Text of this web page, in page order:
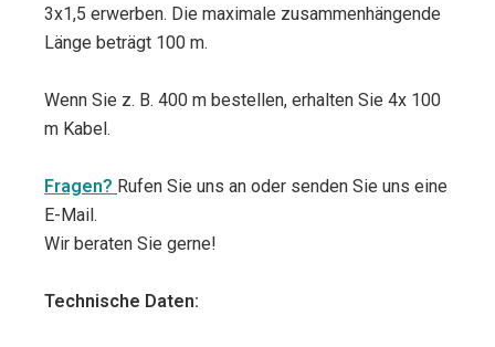
3x1,5 erwerben. Die maximale zusammenhängende
Länge beträgt 100 m.
Wenn Sie z. B. 400 m bestellen, erhalten Sie 4x 100
m Kabel.
Fragen? Rufen Sie uns an oder senden Sie uns eine
E-Mail.
Wir beraten Sie gerne!
Technische Daten: